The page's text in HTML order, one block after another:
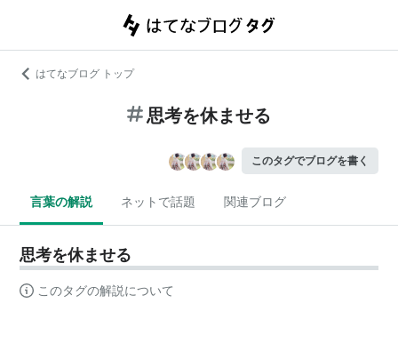
はてなブログ トップ
思考を休ませる
このタグでブログを書く
言葉の解説 ネットで話題 関連ブログ
思考を休ませる
このタグの解説について